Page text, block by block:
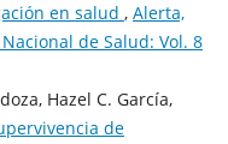
en salud , Alerta,
de Salud: Vol. 8
Hazel C. García,
de